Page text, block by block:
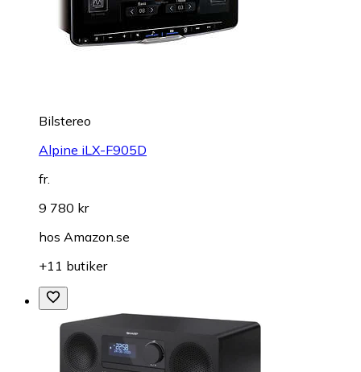
Bilstereo
Alpine iLX-F905D
fr.
9 780 kr
hos Amazon.se
+11 butiker